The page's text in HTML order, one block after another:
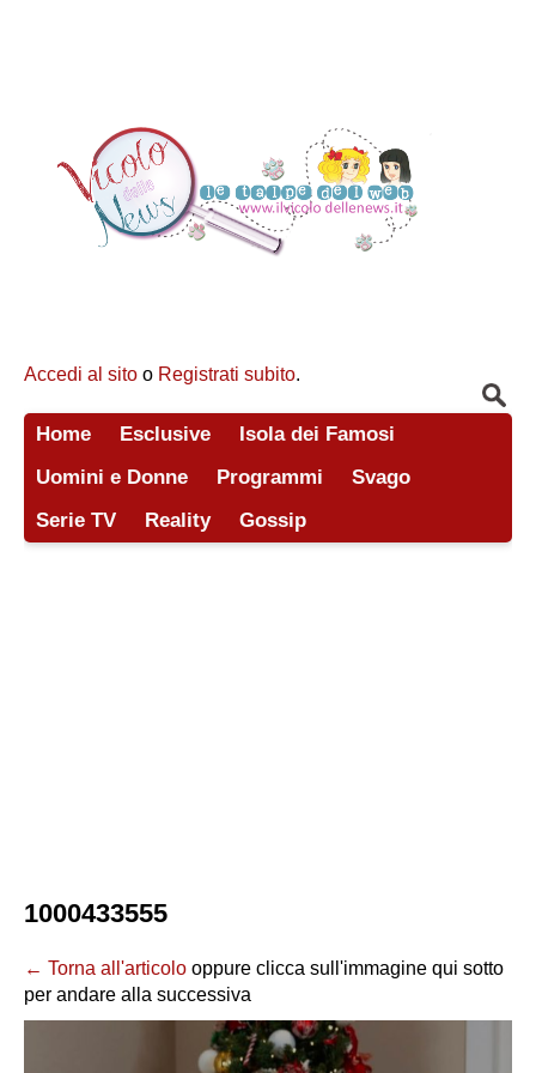
Accedi al sito o Registrati subito.
Home Esclusive
Isola dei Famosi
Uomini e Donne
Programmi
Svago
Serie TV
Reality Gossip
1000433555
← Torna all'articolo oppure clicca sull'immagine qui sotto
per andare alla successiva